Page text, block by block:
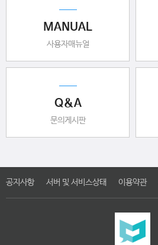
MANUAL
사용자매뉴얼
Q&A
문의게시판
공지사항 서버 및 서비스상태 이용약관